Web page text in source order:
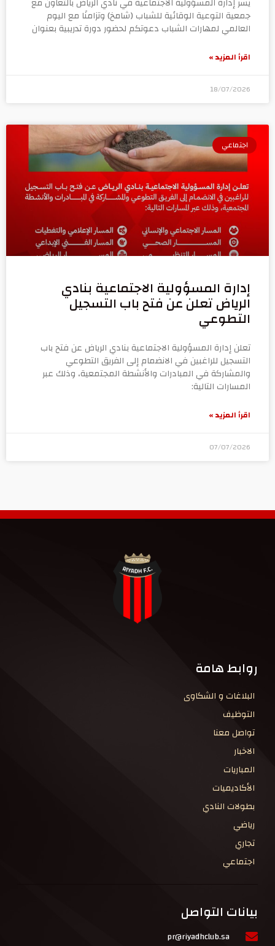
يسر إدارة المسؤولية الاجتماعية في نادي الرياض بالتعاون مع
جمعية التوعية الوقائية للشباب (شامخ) وتزامنًا مع اليوم
العالمي لمهارات الشباب دعوتكم لحضور دورة تدريبية بعنوان
اقرأ المزيد »
18/07/2026
اجتماعي
إدارة المسؤولية الاجتماعية بنادي
الرياض تعلن عن فتح باب التسجيل
التطوعي
تعلن إدارة المسؤولية الاجتماعية بنادي الرياض عن فتح باب
التسجيل للراغبين في الانضمام إلى الفريق التطوعي
والمشاركة في المبادرات والأنشطة المجتمعية، وذلك عبر
المسارات التالية:
اقرأ المزيد »
07/07/2026
روابط هامة
البلاغات و الشكاوى
التوظيف
تواصل معنا
الاخبار
المباريات
الأكاديميات
بطولات النادي
رياضي
تجاري
اجتماعي
بيانات التواصل
pr@riyadhclub.sa